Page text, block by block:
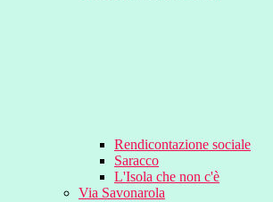
Rendicontazione sociale
Saracco
L'Isola che non c'è
Via Savonarola